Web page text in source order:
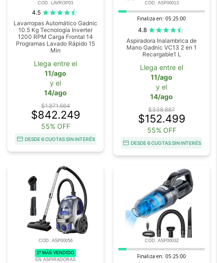
COD. LAVROP03
4.5
Lavarropas Automático Gadnic
10.5 Kg Tecnología Inverter
1200 RPM Carga Frontal 14
Programas Lavado Rápido 15
Min
Llega entre el
11/ago
y el
14/ago
$1.871.664
$842.249
55% OFF
DESDE 6 CUOTAS SIN INTERÉS
COD. ASP00013
Finaliza en: 05:24:59
4.8
Aspiradora Inalambrica de
Mano Gadnic VC13 2 en 1
Recargable1 L
Llega entre el
11/ago
y el
14/ago
$338.887
$152.499
55% OFF
DESDE 6 CUOTAS SIN INTERÉS
COD. ASP00056
1º MÁS VENDIDO
EN ASPIRADORAS
COD. ASP00032
Finaliza en: 05:24:59